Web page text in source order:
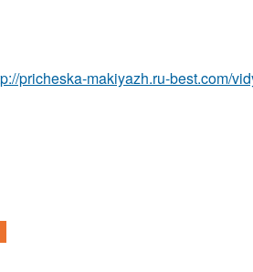
pricheska-makiyazh.ru-best.com/